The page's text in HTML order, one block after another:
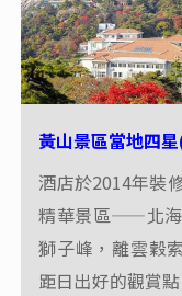
黃山景區當地四
酒店於2014年裝
精華景區——北海
獅子峰，離雲穀
距日出好的觀賞